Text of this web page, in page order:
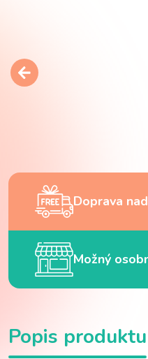
Doprava
Možný
Popis produktu